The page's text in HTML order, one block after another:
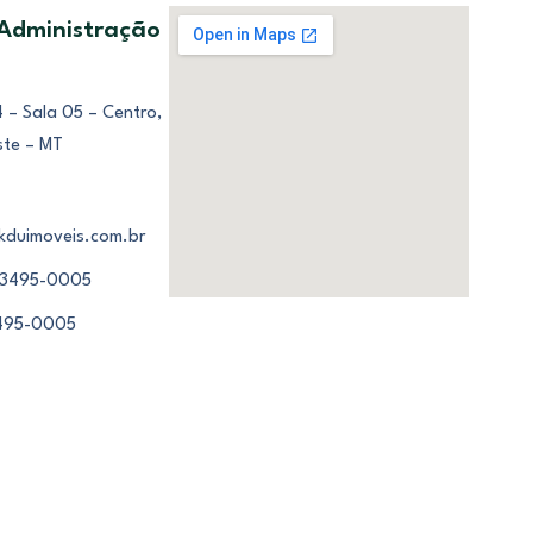
– Sala 05 – Centro,
– MT
0005
0005